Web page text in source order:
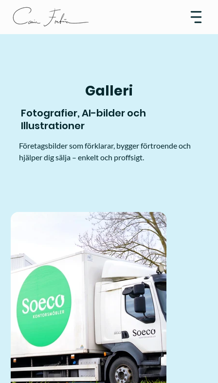
Galleri
Fotografier, AI-bilder och
Illustrationer
Företagsbilder som förklarar, bygger förtroende och
hjälper dig sälja – enkelt och proffsigt.